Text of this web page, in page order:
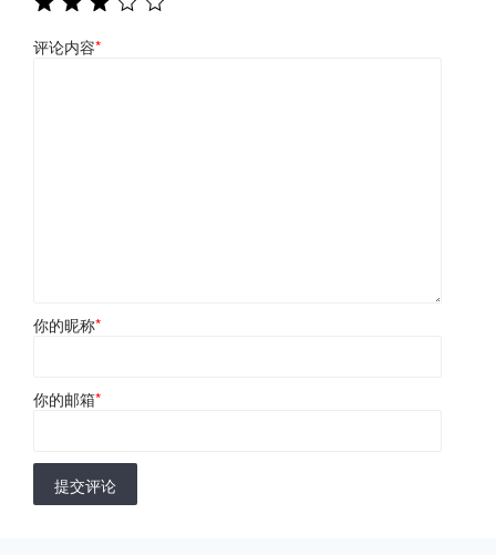
评论内容*
你的昵称*
你的邮箱*
提交评论